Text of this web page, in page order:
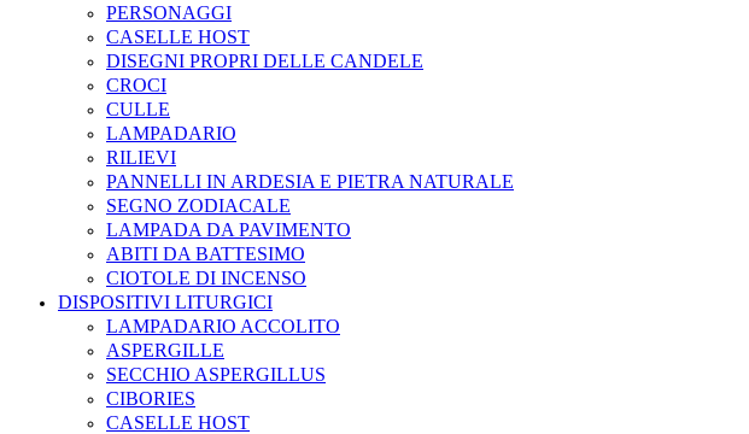
PERSONAGGI
CASELLE HOST
DISEGNI PROPRI DELLE CANDELE
CROCI
CULLE
LAMPADARIO
RILIEVI
PANNELLI IN ARDESIA E PIETRA NATURALE
SEGNO ZODIACALE
LAMPADA DA PAVIMENTO
ABITI DA BATTESIMO
CIOTOLE DI INCENSO
DISPOSITIVI LITURGICI
LAMPADARIO ACCOLITO
ASPERGILLE
SECCHIO ASPERGILLUS
CIBORIES
CASELLE HOST